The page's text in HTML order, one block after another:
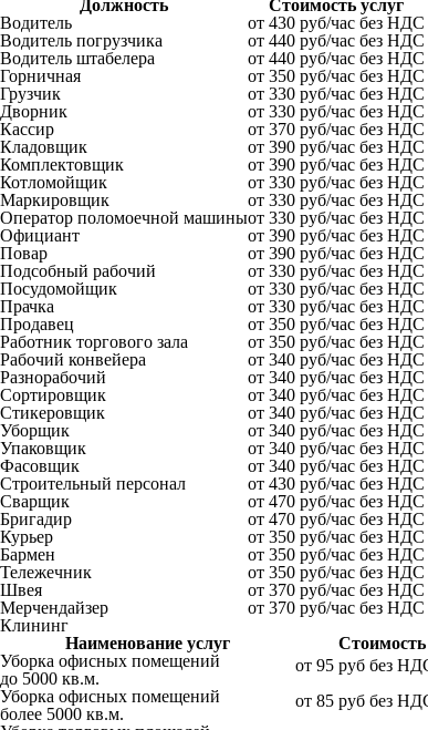
Должность
Стоимость услуг
Водитель
от 430 руб/час без НДС
Водитель погрузчика
от 440 руб/час без НДС
Водитель штабелера
от 440 руб/час без НДС
Горничная
от 350 руб/час без НДС
Грузчик
от 330 руб/час без НДС
Дворник
от 330 руб/час без НДС
Кассир
от 370 руб/час без НДС
Кладовщик
от 390 руб/час без НДС
Комплектовщик
от 390 руб/час без НДС
Котломойщик
от 330 руб/час без НДС
Маркировщик
от 330 руб/час без НДС
Оператор поломоечной машиныот 330 руб/час без НДС
Официант
от 390 руб/час без НДС
Повар
от 390 руб/час без НДС
Подсобный рабочий
от 330 руб/час без НДС
Посудомойщик
от 330 руб/час без НДС
Прачка
от 330 руб/час без НДС
Продавец
от 350 руб/час без НДС
Работник торгового зала
от 350 руб/час без НДС
Рабочий конвейера
от 340 руб/час без НДС
Разнорабочий
от 340 руб/час без НДС
Сортировщик
от 340 руб/час без НДС
Стикеровщик
от 340 руб/час без НДС
Уборщик
от 340 руб/час без НДС
Упаковщик
от 340 руб/час без НДС
Фасовщик
от 340 руб/час без НДС
Строительный персонал
от 430 руб/час без НДС
Сварщик
от 470 руб/час без НДС
Бригадир
от 470 руб/час без НДС
Курьер
от 350 руб/час без НДС
Бармен
от 350 руб/час без НДС
Тележечник
от 350 руб/час без НДС
Швея
от 370 руб/час без НДС
Мерчендайзер
от 370 руб/час без НДС
Клининг
Наименование услуг
Стоимость
Уборка офисных помещений
до 5000 кв.м.
от 95 руб без
Уборка офисных помещений
более 5000 кв.м.
от 85 руб без